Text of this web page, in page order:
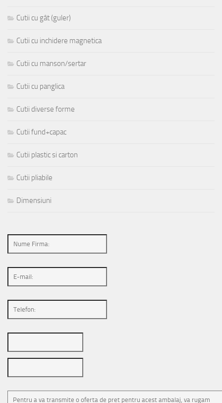
Cutii cu gât (guler)
Cutii cu inchidere magnetica
Cutii cu manson/sertar
Cutii cu panglica
Cutii diverse forme
Cutii fund+capac
Cutii plastic si carton
Cutii pliabile
Dimensiuni